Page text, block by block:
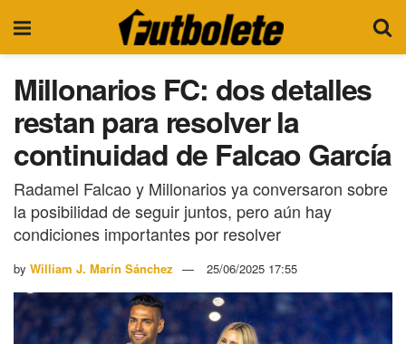
Millonarios FC: dos detalles
restan para resolver la
continuidad de Falcao García
Radamel Falcao y Millonarios ya conversaron sobre
la posibilidad de seguir juntos, pero aún hay
condiciones importantes por resolver
by William J. Marín Sánchez 25/06/2025 17:55